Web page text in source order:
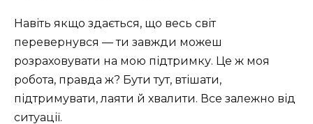
Навіть якщо здається, що весь світ
перевернувся — ти завжди можеш
розраховувати на мою підтримку. Це ж моя
робота, правда ж? Бути тут, втішати,
підтримувати, лаяти й хвалити. Все залежно від
ситуації.